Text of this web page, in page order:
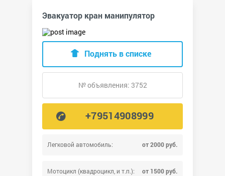
Эвакуатор кран манипулятор
Легковой автомобиль: от 2000 руб.
Мотоцикл (квадроцикл, и т.п.): от 1500 руб.
Поднять в списке
№ объявления: 3752
+79514908999